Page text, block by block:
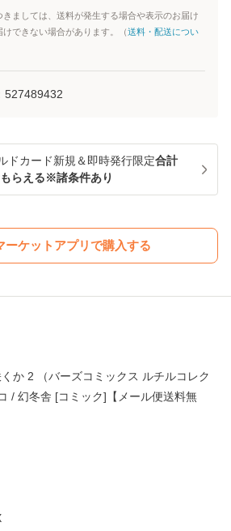
ましては、送料が発生する場合や表示のお届け
できない場合があります。（送料・配送につい
527489432
ドカード新規＆即時発行限定合計
らえる※諸条件あり
ーケットアプリで購入する
か 2 （バーズコミックス ルチルコレク
/ 幻冬舎 [コミック]【メール便送料無